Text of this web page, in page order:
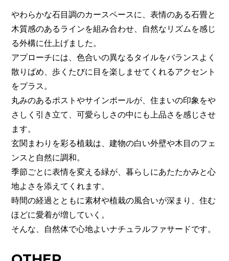
やわらかな石目調のカースペースに、表情のある石畳と
木質感のあるラインを組み合わせ、自然なリズムを感じ
る外構に仕上げました。
アプローチには、色合いの異なるタイルをバランスよく
散りばめ、歩くたびに目を楽しませてくれるアクセント
をプラス。
丸みのあるポストやサインポールが、住まいの印象をや
さしく引き立て、可愛らしさの中にも上品さを感じさせ
ます。
玄関まわりを彩る植栽は、建物の白い外壁や木目のフェ
ンスと自然に調和。
季節ごとに表情を変える緑が、暮らしにあたたかみと心
地よさを添えてくれます。
時間の経過とともに素材や植栽の風合いが深まり、住む
ほどに愛着が増していく。
そんな、自然体で心地よいナチュラルファサードです。